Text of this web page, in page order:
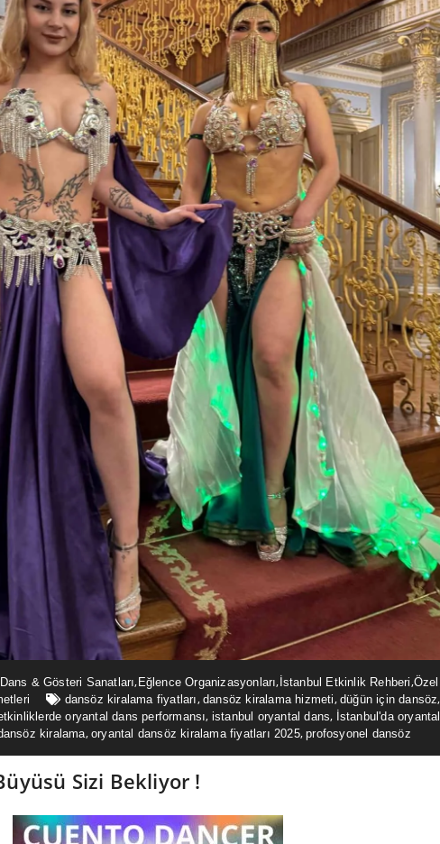
Dans & Gösteri Sanatları, Eğlence Organizasyonları, İstanbul Etkinlik Rehberi,
dansöz kiralama fiyatları,dansöz kiralama hizmeti,düğün için dansöz,
oryantal dans performansı, istanbul oryantal dans, İstanbul'da oryantal
kiralama,oryantal dansöz kiralama fiyatları 2025,profosyonel dansöz
Sizi Bekliyor !